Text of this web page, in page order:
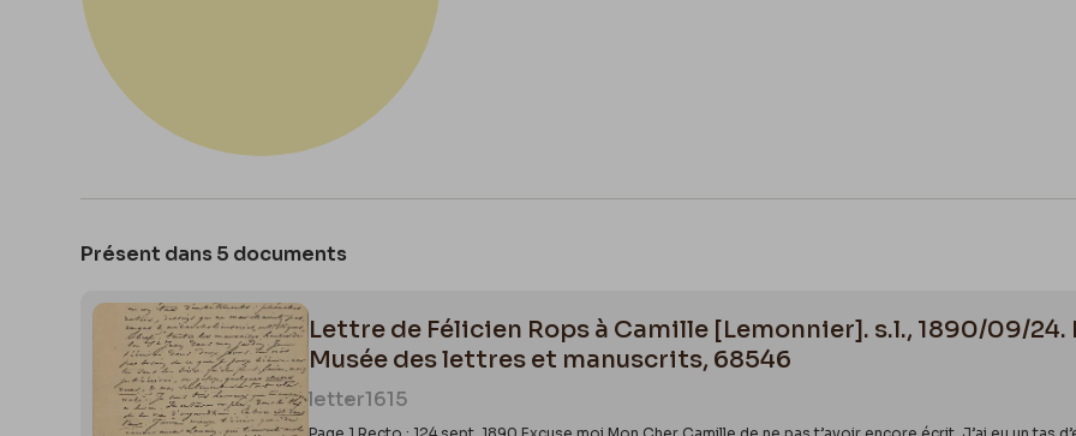
Présent dans 5 documents
Lettre de Félicien Rops à Camille [Lemonnier]. s.l., 1890/09/
Musée des lettres et manuscrits, 68546
letter1615